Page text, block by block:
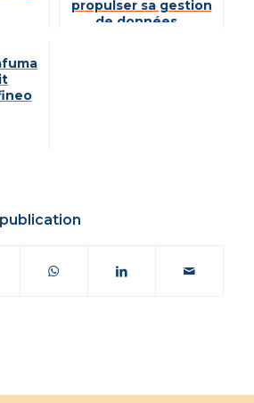
propulser sa gestion
de données...